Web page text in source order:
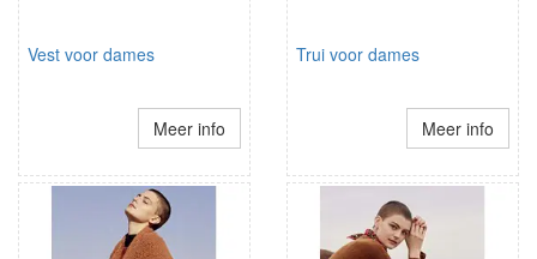
Vest voor dames
Meer info
Trui voor dames
Meer info